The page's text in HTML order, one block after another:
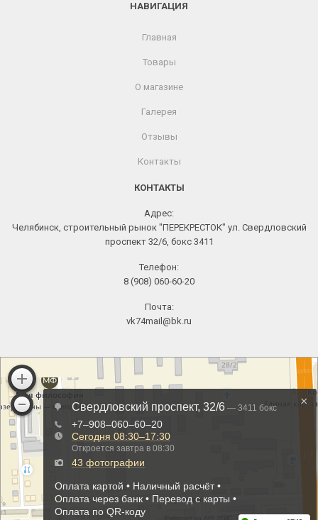
НАВИГАЦИЯ
Главная
Товары
О магазине
Галерея
Отзывы
Контакты
КОНТАКТЫ
Адрес:
Челябинск, строительный рынок "ПЕРЕКРЕСТОК" ул. Свердловский
проспект 32/6, бокс 3411
Телефон:
8 (908) 060-60-20
Почта:
vk74mail@bk.ru